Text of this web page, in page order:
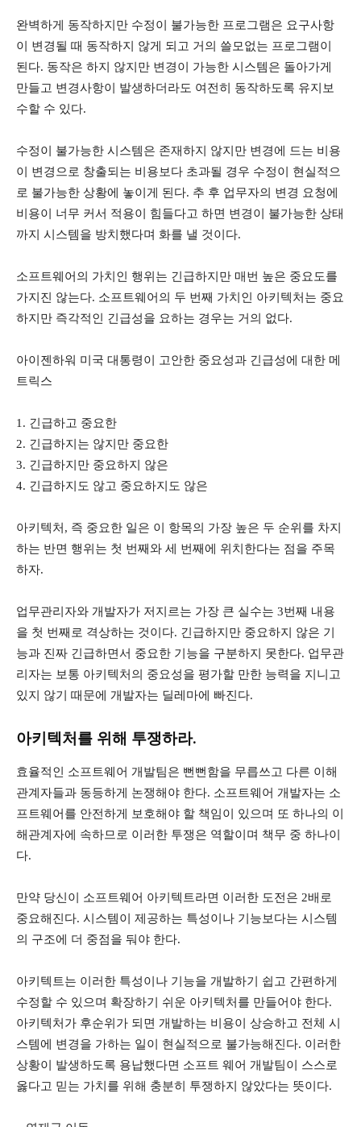
완벽하게 동작하지만 수정이 불가능한 프로그램은 요구사항
이 변경될 때 동작하지 않게 되고 거의 쓸모없는 프로그램이
된다. 동작은 하지 않지만 변경이 가능한 시스템은 돌아가게
만들고 변경사항이 발생하더라도 여전히 동작하도록 유지보
수할 수 있다.
수정이 불가능한 시스템은 존재하지 않지만 변경에 드는 비용
이 변경으로 창출되는 비용보다 초과될 경우 수정이 현실적으
로 불가능한 상황에 놓이게 된다. 추 후 업무자의 변경 요청에
비용이 너무 커서 적용이 힘들다고 하면 변경이 불가능한 상태
까지 시스템을 방치했다며 화를 낼 것이다.
소프트웨어의 가치인 행위는 긴급하지만 매번 높은 중요도를
가지진 않는다. 소프트웨어의 두 번째 가치인 아키텍처는 중요
하지만 즉각적인 긴급성을 요하는 경우는 거의 없다.
아이젠하워 미국 대통령이 고안한 중요성과 긴급성에 대한 메
트릭스
1. 긴급하고 중요한
2. 긴급하지는 않지만 중요한
3. 긴급하지만 중요하지 않은
4. 긴급하지도 않고 중요하지도 않은
아키텍처, 즉 중요한 일은 이 항목의 가장 높은 두 순위를 차지
하는 반면 행위는 첫 번째와 세 번째에 위치한다는 점을 주목
하자.
업무관리자와 개발자가 저지르는 가장 큰 실수는 3번째 내용
을 첫 번째로 격상하는 것이다. 긴급하지만 중요하지 않은 기
능과 진짜 긴급하면서 중요한 기능을 구분하지 못한다. 업무관
리자는 보통 아키텍처의 중요성을 평가할 만한 능력을 지니고
있지 않기 때문에 개발자는 딜레마에 빠진다.
아키텍처를 위해 투쟁하라.
효율적인 소프트웨어 개발팀은 뻔뻔함을 무릅쓰고 다른 이해
관계자들과 동등하게 논쟁해야 한다. 소프트웨어 개발자는 소
프트웨어를 안전하게 보호해야 할 책임이 있으며 또 하나의 이
해관계자에 속하므로 이러한 투쟁은 역할이며 책무 중 하나이
다.
만약 당신이 소프트웨어 아키텍트라면 이러한 도전은 2배로
중요해진다. 시스템이 제공하는 특성이나 기능보다는 시스템
의 구조에 더 중점을 둬야 한다.
아키텍트는 이러한 특성이나 기능을 개발하기 쉽고 간편하게
수정할 수 있으며 확장하기 쉬운 아키텍처를 만들어야 한다.
아키텍처가 후순위가 되면 개발하는 비용이 상승하고 전체 시
스템에 변경을 가하는 일이 현실적으로 불가능해진다. 이러한
상황이 발생하도록 용납했다면 소프트 웨어 개발팀이 스스로
옳다고 믿는 가치를 위해 충분히 투쟁하지 않았다는 뜻이다.